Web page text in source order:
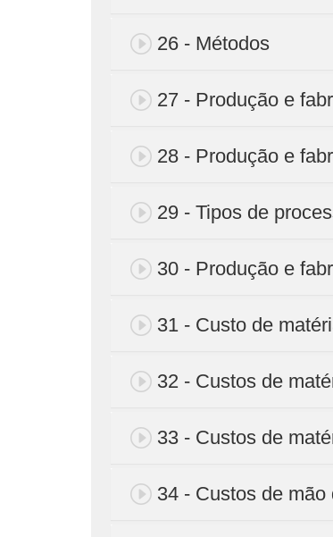
26 - Métodos
27 - Produção e
28 - Produção e
29 - Tipos de
30 - Produção e
31 - Custo de
32 - Custos de
33 - Custos de
34 - Custos de mão